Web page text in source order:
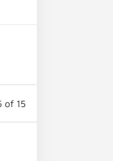
of 15